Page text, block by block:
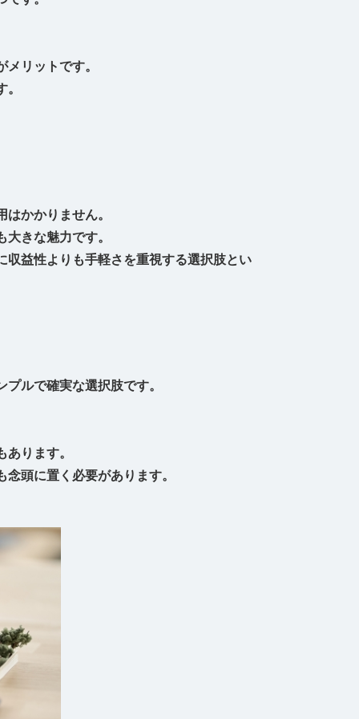
リットです。
かかりません。
きな魅力です。
収益性よりも手軽さを重視する選択肢とい
ルで確実な選択肢です。
ります。
頭に置く必要があります。